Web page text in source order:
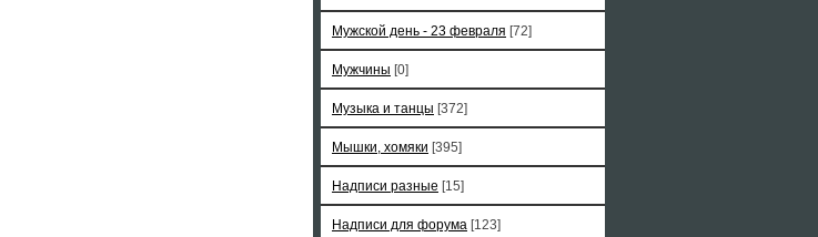
Мужской день - 23 февраля [72]
Мужчины [0]
Музыка и танцы [372]
Мышки, хомяки [395]
Надписи разные [15]
Надписи для форума [123]